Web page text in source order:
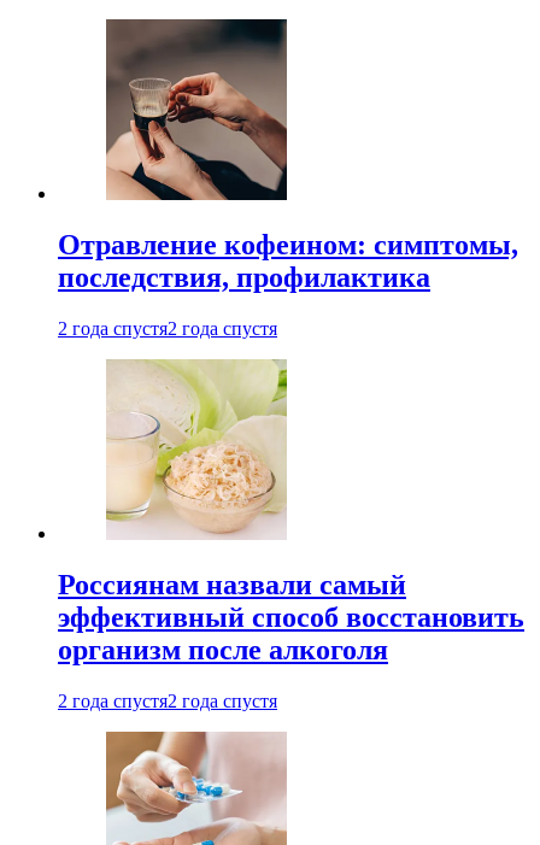
Отравление кофеином: симптомы,
последствия, профилактика
2 года спустя2 года спустя
Россиянам назвали самый
эффективный способ восстановить
организм после алкоголя
2 года спустя2 года спустя